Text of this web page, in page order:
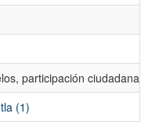
participación
(1)